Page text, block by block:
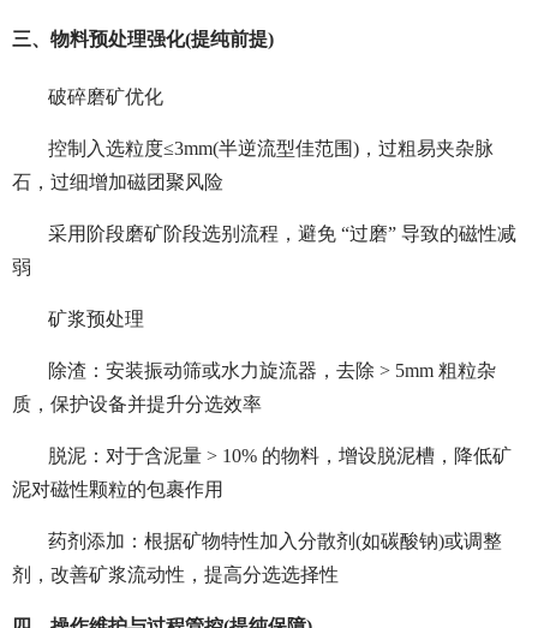
三、物料预处理强化(提纯前提)
破碎磨矿优化
控制入选粒度≤3mm(半逆流型佳范围)，过粗易夹杂脉
石，过细增加磁团聚风险
采用阶段磨矿阶段选别流程，避免 “过磨” 导致的磁性减
弱
矿浆预处理
除渣：安装振动筛或水力旋流器，去除 > 5mm 粗粒杂
质，保护设备并提升分选效率
脱泥：对于含泥量 > 10% 的物料，增设脱泥槽，降低矿
泥对磁性颗粒的包裹作用
药剂添加：根据矿物特性加入分散剂(如碳酸钠)或调整
剂，改善矿浆流动性，提高分选选择性